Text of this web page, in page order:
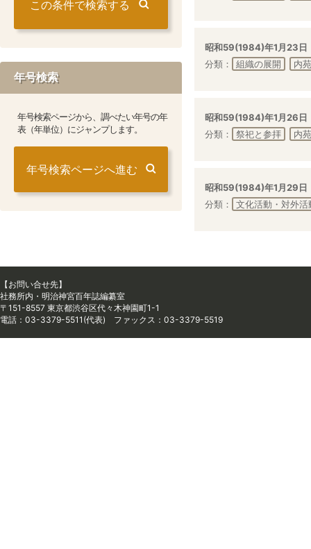
年号検索
年号検索ページから、調べたい年号の年
表（年単位）にジャンプします。
年号検索ページへ進む
昭和59(1984)年1月23日
分類：
組織の展開 内苑
昭和59(1984)年1月26日
分類：
祭祀と参拝 内苑
昭和59(1984)年1月29日
分類：
文化活動・対外活
【お問い合せ先】
社務所内・明治神宮百年誌編纂室
〒151-8557 東京都渋谷区代々木神園町1-1
電話：03-3379-5511(代表) ファックス：03-3379-5519